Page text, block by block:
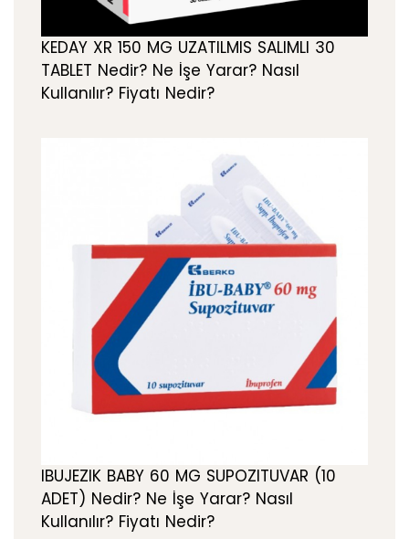
KEDAY XR 150 MG UZATILMIS SALIMLI 30
TABLET Nedir? Ne İşe Yarar? Nasıl
Kullanılır? Fiyatı Nedir?
IBUJEZIK BABY 60 MG SUPOZITUVAR (10
ADET) Nedir? Ne İşe Yarar? Nasıl
Kullanılır? Fiyatı Nedir?